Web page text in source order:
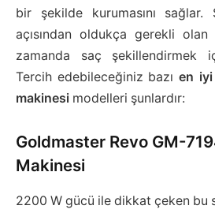
bir şekilde kurumasını sağlar.
açısından oldukça gerekli olan
zamanda saç şekillendirmek
Tercih edebileceğiniz bazıen
makinesi modelleri şunlardır:
Goldmaster Revo GM-
Makinesi
2200 W gücü ile dikkat çeken bu